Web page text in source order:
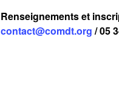
Renseignements et
contact@comdt.org / 05